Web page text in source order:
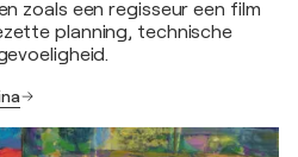
zoals een regisseur een film
planning, technische